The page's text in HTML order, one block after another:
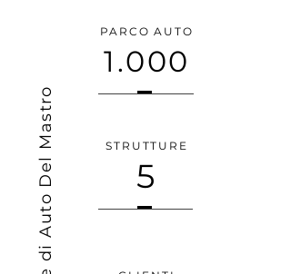
PARCO AUTO
1.000
Le cifre di Auto Del Mastro STRUTTURE
5